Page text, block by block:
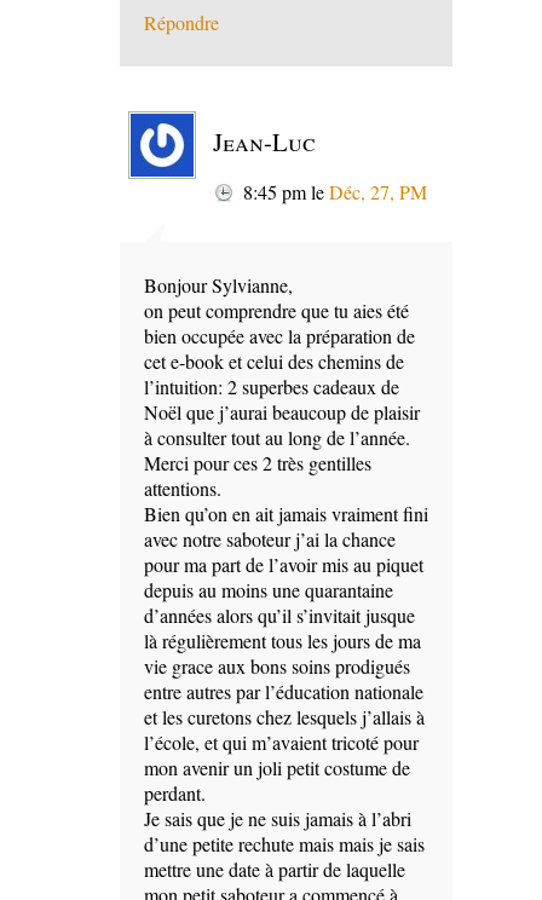
Répondre
Jean-Luc
8:45 pmleDéc, 27, PM
Bonjour Sylvianne,
on peut comprendre que tu aies été
bien occupée avec la préparation de
cet e-book et celui des chemins de
l’intuition: 2 superbes cadeaux de
Noël que j’aurai beaucoup de plaisir
à consulter tout au long de l’année.
Merci pour ces 2 très gentilles
attentions.
Bien qu’on en ait jamais vraiment fini
avec notre saboteur j’ai la chance
pour ma part de l’avoir mis au piquet
depuis au moins une quarantaine
d’années alors qu’il s’invitait jusque
là régulièrement tous les jours de ma
vie grace aux bons soins prodigués
entre autres par l’éducation nationale
et les curetons chez lesquels j’allais à
l’école, et qui m’avaient tricoté pour
mon avenir un joli petit costume de
perdant.
Je sais que je ne suis jamais à l’abri
d’une petite rechute mais mais je sais
mettre une date à partir de laquelle